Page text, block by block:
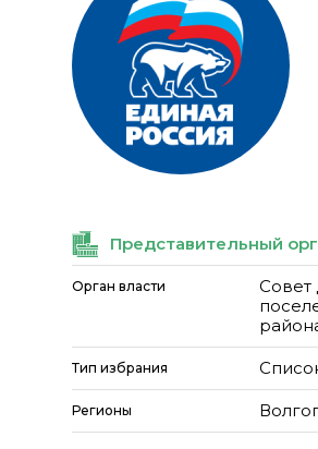
Представительный
Орган власти
Совет
Тип избрания
Регионы